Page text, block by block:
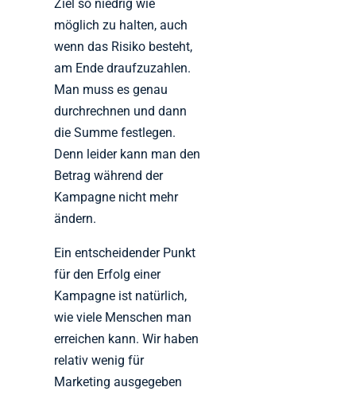
Ziel so niedrig wie
möglich zu halten, auch
wenn das Risiko besteht,
am Ende draufzuzahlen.
Man muss es genau
durchrechnen und dann
die Summe festlegen.
Denn leider kann man den
Betrag während der
Kampagne nicht mehr
ändern.
Ein entscheidender Punkt
für den Erfolg einer
Kampagne ist natürlich,
wie viele Menschen man
erreichen kann. Wir haben
relativ wenig für
Marketing ausgegeben